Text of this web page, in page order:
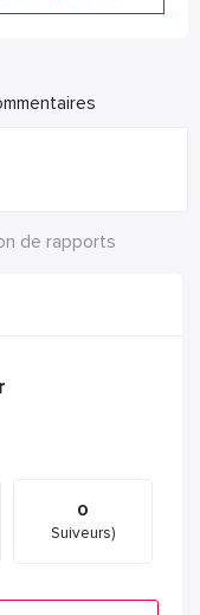
de rapports
0
Suiveurs)